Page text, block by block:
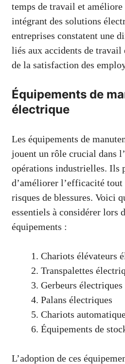
temps de travail et
intégrant des solutions
entreprises constatent une
liés aux accidents de travail
de la satisfaction des
Équipements de
électrique
Les équipements de
jouent un rôle crucial dans
opérations industrielles. Ils
d’améliorer l’efficacité tout
risques de blessures. Voici
essentiels à considérer lors
équipements :
Chariots élévateurs
Transpalettes
Gerbeurs électriques
Palans électriques
Chariots
Équipements de
L’adoption de ces